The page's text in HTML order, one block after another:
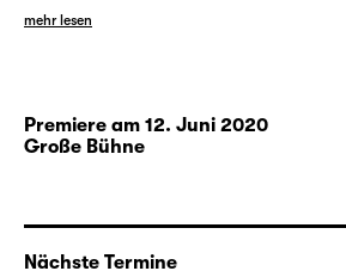
mehr lesen
Premiere am 12. Juni 2020
Große Bühne
Nächste Termine